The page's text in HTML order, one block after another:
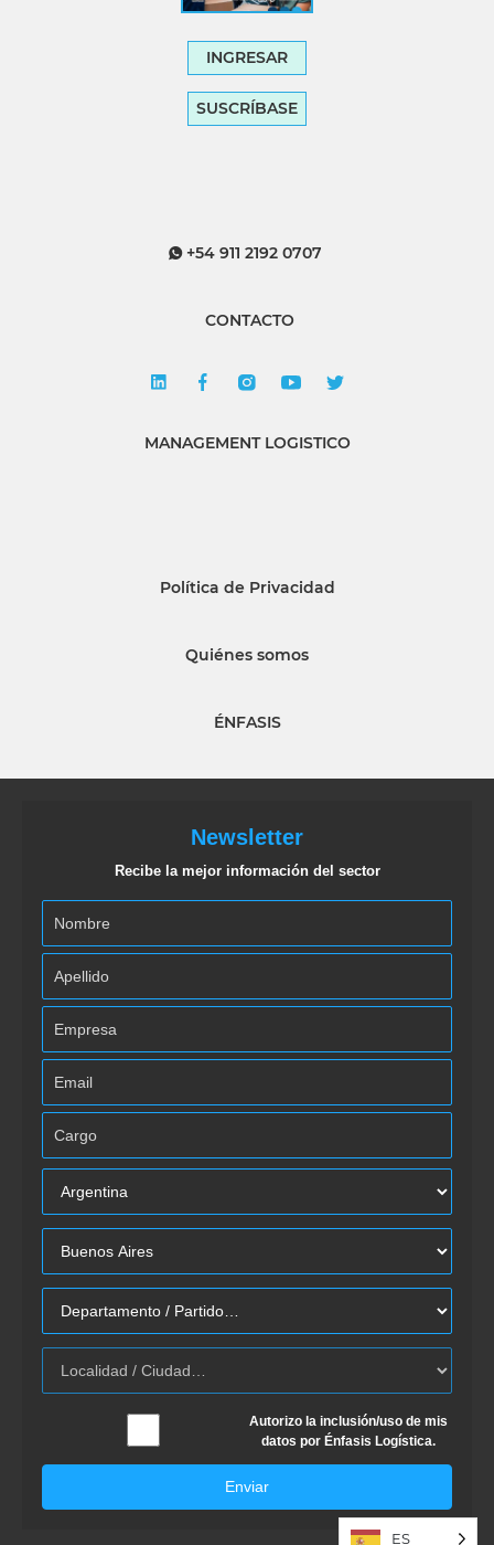
INGRESAR
SUSCRÍBASE
+54 911 2192 0707
CONTACTO
MANAGEMENT LOGISTICO
Política de Privacidad
Quiénes somos
ÉNFASIS
Newsletter
Recibe la mejor información del sector
Autorizo la inclusión/uso de mis
datos por Énfasis Logística.
Enviar
ES